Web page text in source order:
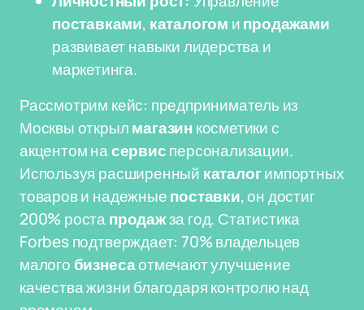
поставками, каталогом ипродажами
развивает навыки лидерства и
маркетинга.
Рассмотрим кейс: предприниматель из
Москвы открылмагазинкосметики с
акцентом насервисперсонализации.
Используя расширенный каталогимпортных
товаров и надежныепоставки, он достиг
200% ростапродажза год. Статистика
Forbes подтверждает: 70% владельцев
малого бизнесаотмечают улучшение
качества жизни благодаря контролю над